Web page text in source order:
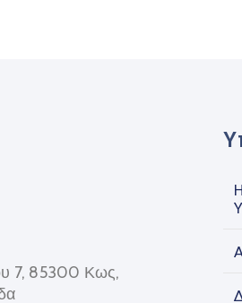
7, 85300 Κως,